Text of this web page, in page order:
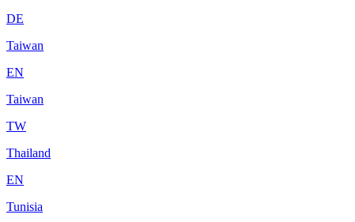
DE
Taiwan
EN
Taiwan
TW
Thailand
EN
Tunisia